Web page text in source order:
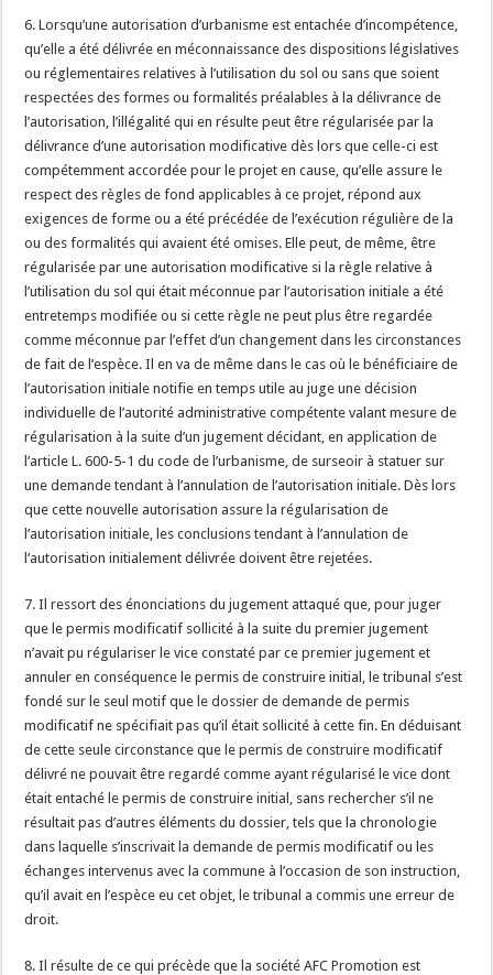
6. Lorsqu’une autorisation d’urbanisme est entachée d’incompétence,
qu’elle a été délivrée en méconnaissance des dispositions législatives
ou réglementaires relatives à l’utilisation du sol ou sans que soient
respectées des formes ou formalités préalables à la délivrance de
l’autorisation, l’illégalité qui en résulte peut être régularisée par la
délivrance d’une autorisation modificative dès lors que celle-ci est
compétemment accordée pour le projet en cause, qu’elle assure le
respect des règles de fond applicables à ce projet, répond aux
exigences de forme ou a été précédée de l’exécution régulière de la
ou des formalités qui avaient été omises. Elle peut, de même, être
régularisée par une autorisation modificative si la règle relative à
l’utilisation du sol qui était méconnue par l’autorisation initiale a été
entretemps modifiée ou si cette règle ne peut plus être regardée
comme méconnue par l’effet d’un changement dans les circonstances
de fait de l’espèce. Il en va de même dans le cas où le bénéficiaire de
l’autorisation initiale notifie en temps utile au juge une décision
individuelle de l’autorité administrative compétente valant mesure de
régularisation à la suite d’un jugement décidant, en application de
l’article L. 600-5-1 du code de l’urbanisme, de surseoir à statuer sur
une demande tendant à l’annulation de l’autorisation initiale. Dès lors
que cette nouvelle autorisation assure la régularisation de
l’autorisation initiale, les conclusions tendant à l’annulation de
l’autorisation initialement délivrée doivent être rejetées.
7. Il ressort des énonciations du jugement attaqué que, pour juger
que le permis modificatif sollicité à la suite du premier jugement
n’avait pu régulariser le vice constaté par ce premier jugement et
annuler en conséquence le permis de construire initial, le tribunal s’est
fondé sur le seul motif que le dossier de demande de permis
modificatif ne spécifiait pas qu’il était sollicité à cette fin. En déduisant
de cette seule circonstance que le permis de construire modificatif
délivré ne pouvait être regardé comme ayant régularisé le vice dont
était entaché le permis de construire initial, sans rechercher s’il ne
résultait pas d’autres éléments du dossier, tels que la chronologie
dans laquelle s’inscrivait la demande de permis modificatif ou les
échanges intervenus avec la commune à l’occasion de son instruction,
qu’il avait en l’espèce eu cet objet, le tribunal a commis une erreur de
droit.
8. Il résulte de ce qui précède que la société AFC Promotion est